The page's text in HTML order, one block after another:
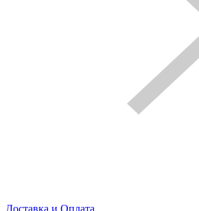
Доставка и Оплата